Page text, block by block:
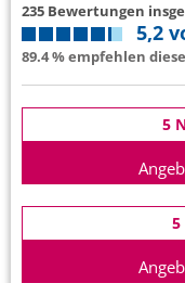
235 Bewertungen
5,2
89.4 % empfehlen
5
5